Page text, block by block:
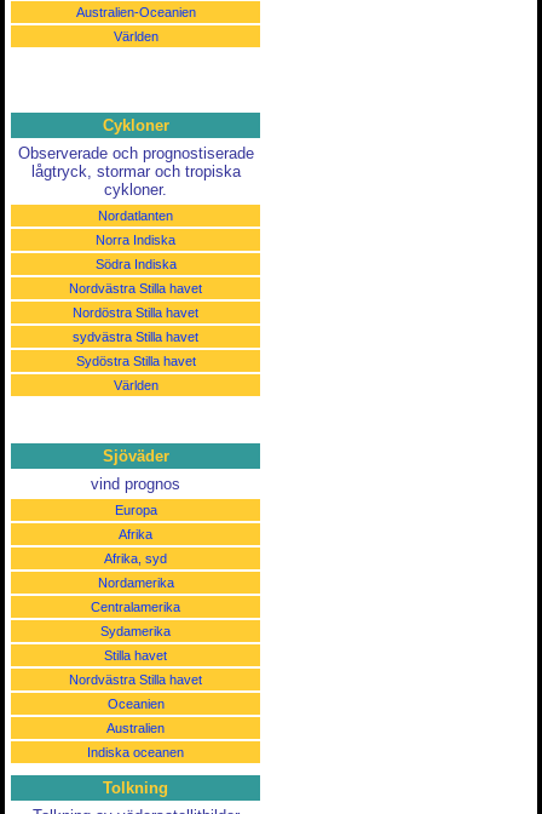
Australien-Oceanien
Världen
Cykloner
Observerade och prognostiserade
lågtryck, stormar och tropiska
cykloner.
Nordatlanten
Norra Indiska
Södra Indiska
Nordvästra Stilla havet
Nordöstra Stilla havet
sydvästra Stilla havet
Sydöstra Stilla havet
Världen
Sjöväder
vind prognos
Europa
Afrika
Afrika, syd
Nordamerika
Centralamerika
Sydamerika
Stilla havet
Nordvästra Stilla havet
Oceanien
Australien
Indiska oceanen
Tolkning